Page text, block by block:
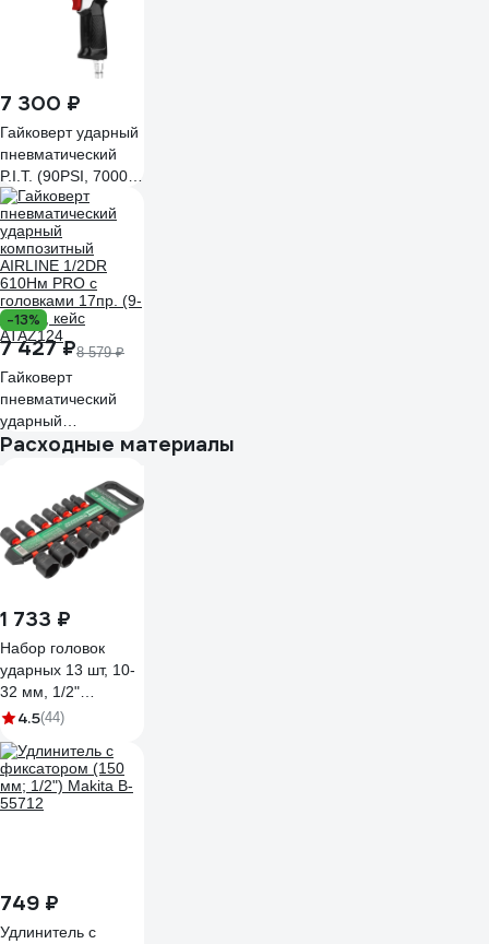
7 300 ₽
Гайковерт ударный
пневматический
P.I.T. (90PSI, 7000
об/мин, 680Нм,
120л/мин) PAW700-
A
-13%
7 427 ₽8 579 ₽
Гайковерт
пневматический
ударный
композитный
610Нм PRO с
головками 17пр. (9-
27мм), кейс
ATAZ124
Расходные материалы
1 733 ₽
Набор головок
ударных 13 шт, 10-
32 мм, 1/2"
Rockforce RF-
4.5(44)
749 ₽
Удлинитель с